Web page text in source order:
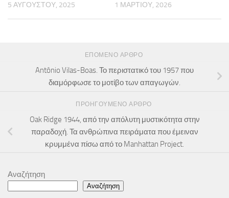
5 ΑΥΓΟΎΣΤΟΥ, 2025 1 ΜΑΡΤΊΟΥ, 2026
ΕΠΌΜΕΝΟ ΆΡΘΡΟ
Antônio Vilas-Boas. Το περιστατικό του 1957 που
διαμόρφωσε το μοτίβο των απαγωγών.
ΠΡΟΗΓΟΎΜΕΝΟ ΆΡΘΡΟ
Oak Ridge 1944, από την απόλυτη μυστικότητα στην
παραδοχή. Τα ανθρώπινα πειράματα που έμειναν
κρυμμένα πίσω από το Manhattan Project.
Αναζήτηση
Αναζήτηση